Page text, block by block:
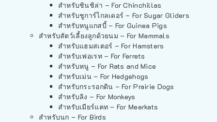
สำหรับชินชิล่า – For Chinchillas
สำหรับชูการ์ไกลเดอร์ – For Sugar Gliders
สำหรับหนูแกสบี้ – For Guinea Pigs
สำหรับสัตว์เลี้ยงลูกด้วยนม – For Mammals
สำหรับแฮมสเตอร์ – For Hamsters
สำหรับเฟอเรท – For Ferrets
สำหรับหนู – For Rats and Mice
สำหรับเม่น – For Hedgehogs
สำหรับกระรอกดิน – For Prairie Dogs
สำหรับลิง – For Monkeys
สำหรับเมียร์แคท – For Meerkats
สำหรับนก – For Birds